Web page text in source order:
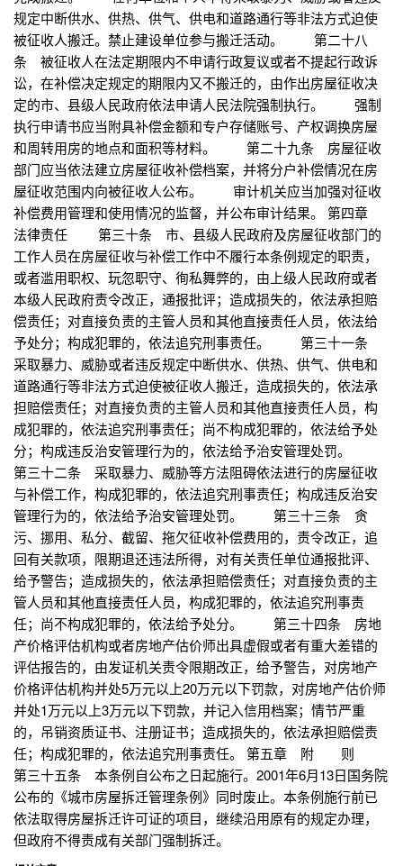
规定中断供水、供热、供气、供电和道路通行等非法方式迫使
被征收人搬迁。禁止建设单位参与搬迁活动。 第二十八
条 被征收人在法定期限内不申请行政复议或者不提起行政诉
讼，在补偿决定规定的期限内又不搬迁的，由作出房屋征收决
定的市、县级人民政府依法申请人民法院强制执行。 强制
执行申请书应当附具补偿金额和专户存储账号、产权调换房屋
和周转用房的地点和面积等材料。 第二十九条 房屋征收
部门应当依法建立房屋征收补偿档案，并将分户补偿情况在房
屋征收范围内向被征收人公布。 审计机关应当加强对征收
补偿费用管理和使用情况的监督，并公布审计结果。 第四章
法律责任 第三十条 市、县级人民政府及房屋征收部门的
工作人员在房屋征收与补偿工作中不履行本条例规定的职责，
或者滥用职权、玩忽职守、徇私舞弊的，由上级人民政府或者
本级人民政府责令改正，通报批评；造成损失的，依法承担赔
偿责任；对直接负责的主管人员和其他直接责任人员，依法给
予处分；构成犯罪的，依法追究刑事责任。 第三十一条
采取暴力、威胁或者违反规定中断供水、供热、供气、供电和
道路通行等非法方式迫使被征收人搬迁，造成损失的，依法承
担赔偿责任；对直接负责的主管人员和其他直接责任人员，构
成犯罪的，依法追究刑事责任；尚不构成犯罪的，依法给予处
分；构成违反治安管理行为的，依法给予治安管理处罚。
第三十二条 采取暴力、威胁等方法阻碍依法进行的房屋征收
与补偿工作，构成犯罪的，依法追究刑事责任；构成违反治安
管理行为的，依法给予治安管理处罚。 第三十三条 贪
污、挪用、私分、截留、拖欠征收补偿费用的，责令改正，追
回有关款项，限期退还违法所得，对有关责任单位通报批评、
给予警告；造成损失的，依法承担赔偿责任；对直接负责的主
管人员和其他直接责任人员，构成犯罪的，依法追究刑事责
任；尚不构成犯罪的，依法给予处分。 第三十四条 房地
产价格评估机构或者房地产估价师出具虚假或者有重大差错的
评估报告的，由发证机关责令限期改正，给予警告，对房地产
价格评估机构并处5万元以上20万元以下罚款，对房地产估价师
并处1万元以上3万元以下罚款，并记入信用档案；情节严重
的，吊销资质证书、注册证书；造成损失的，依法承担赔偿责
任；构成犯罪的，依法追究刑事责任。 第五章 附 则
第三十五条 本条例自公布之日起施行。2001年6月13日国务院
公布的《城市房屋拆迁管理条例》同时废止。本条例施行前已
依法取得房屋拆迁许可证的项目，继续沿用原有的规定办理，
但政府不得责成有关部门强制拆迁。